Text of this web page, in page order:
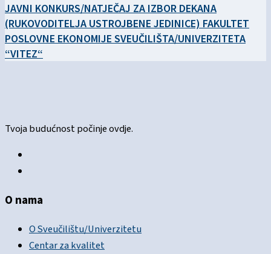
JAVNI KONKURS/NATJEČAJ ZA IZBOR DEKANA
(RUKOVODITELJA USTROJBENE JEDINICE) FAKULTET
POSLOVNE EKONOMIJE SVEUČILIŠTA/UNIVERZITETA
“VITEZ“
Tvoja budućnost počinje ovdje.
O nama
O Sveučilištu/Univerzitetu
Centar za kvalitet